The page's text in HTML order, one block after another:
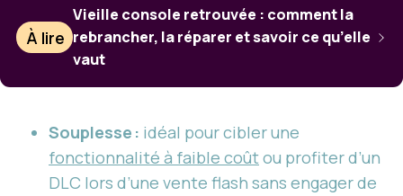
À lire
Vieille console retrouvée : comment la
rebrancher, la réparer et savoir ce qu’elle
vaut
Souplesse : idéal pour cibler une
fonctionnalité à faible coûtou profiter d’un
DLC lors d’une vente flash sans engager de